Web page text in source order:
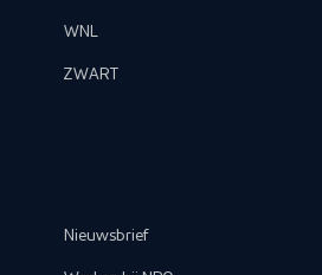
WNL
ZWART
Nieuwsbrief